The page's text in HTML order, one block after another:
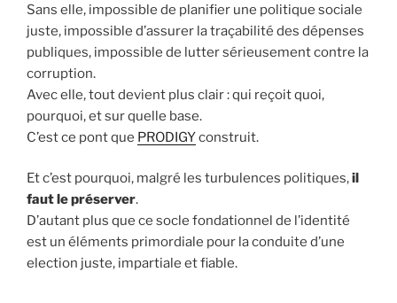
Sans elle, impossible de planifier une politique sociale
juste, impossible d’assurer la traçabilité des dépenses
publiques, impossible de lutter sérieusement contre la
corruption.
Avec elle, tout devient plus clair : qui reçoit quoi,
pourquoi, et sur quelle base.
C’est ce pont que PRODIGYconstruit.
Et c’est pourquoi, malgré les turbulences politiques,il
faut le préserver.
D’autant plus que ce socle fondationnel de l’identité
est un éléments primordiale pour la conduite d’une
election juste, impartiale et fiable.